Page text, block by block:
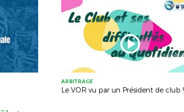
ARBITRAGE
Le VOR vu par un Président de club !